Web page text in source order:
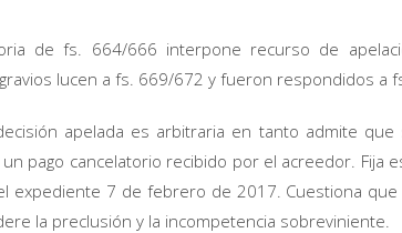
de fs. 664/666 interpone recurso de
lucen a fs. 669/672 y fueron respondidos a
apelada es arbitraria en tanto admite
pago cancelatorio recibido por el acreedor. Fija
expediente 7 de febrero de 2017. Cuestiona
la preclusión y la incompetencia sobreviniente.